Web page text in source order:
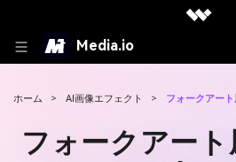
Media.io
ホーム > AI画像エフェクト > フォークアー
フォークアー